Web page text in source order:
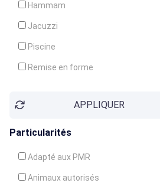
Hammam
Jacuzzi
Piscine
Remise en forme
Soins du corpsAPPLIQUER
Particularités
Adapté aux PMR
Animaux autorisés